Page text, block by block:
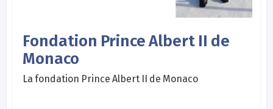
Fondation Prince Albert II de
Monaco
La fondation Prince Albert II de Monaco